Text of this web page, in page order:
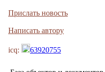
Прислать новость
Написать автору
icq: 63920755